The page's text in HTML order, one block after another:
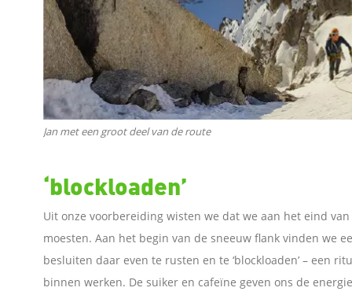
p
L
i
n
d
I
Jan met een groot deel van de route
‘blockloaden’
Uit onze voorbereiding wisten we dat we aan het eind
moesten. Aan het begin van de sneeuw flank vinden we
besluiten daar even te rusten en te ‘blockloaden’ – een
binnen werken. De suiker en cafeïne geven ons de